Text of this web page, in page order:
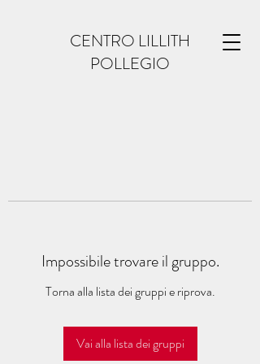
CENTRO LILLITH
POLLEGIO
Impossibile trovare il gruppo.
Torna alla lista dei gruppi e riprova.
Vai alla lista dei gruppi